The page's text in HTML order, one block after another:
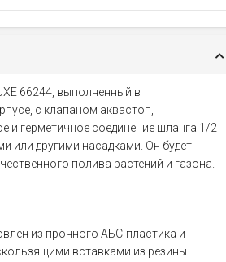
66244, выполненный в
с клапаном аквастоп,
и герметичное соединение шланга 1/2
или другими насадками. Он будет
полива растений и газона.
из прочного АБС-пластика и
вставками из резины.